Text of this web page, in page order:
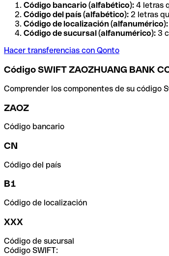
Código bancario (alfabético): 4 letras
Código del país (alfabético): 2 letras
Código de localización (alfanumérico):
Código de sucursal (alfanumérico): 3
Hacer transferencias con Qonto
Código SWIFT ZAOZHUANG BANK
Comprender los componentes de su código
ZAOZ
Código bancario
CN
Código del país
B1
Código de localización
XXX
Código de sucursal
Código SWIFT: